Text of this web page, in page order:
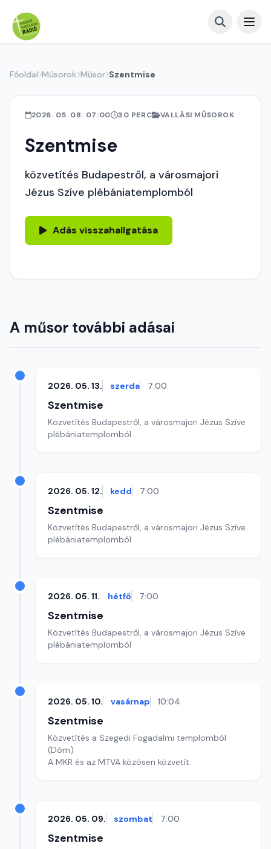
Főoldal Műsorok Műsor Szentmise
2026. 05. 08. 07:00 30 PERC VALLÁSI MŰSOROK
Szentmise
közvetítés Budapestről, a városmajori
Jézus Szíve plébániatemplomból
Adás visszahallgatása
A műsor további adásai
2026. 05. 13. szerda 7:00
Szentmise
Közvetítés Budapestről, a városmajori Jézus Szíve
plébániatemplomból
2026. 05. 12. kedd 7:00
Szentmise
Közvetítés Budapestről, a városmajori Jézus Szíve
plébániatemplomból
2026. 05. 11. hétfő 7:00
Szentmise
Közvetítés Budapestről, a városmajori Jézus Szíve
plébániatemplomból
2026. 05. 10. vasárnap 10:04
Szentmise
Közvetítés a Szegedi Fogadalmi templomból
(Dóm)
A MKR és az MTVA közösen közvetít.
2026. 05. 09. szombat 7:00
Szentmise